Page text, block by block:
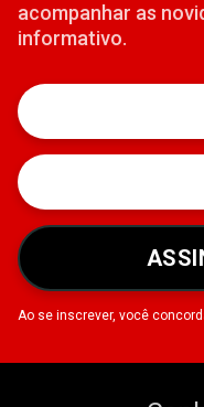
acompanhar as
informativo.
Ao se inscrever, você